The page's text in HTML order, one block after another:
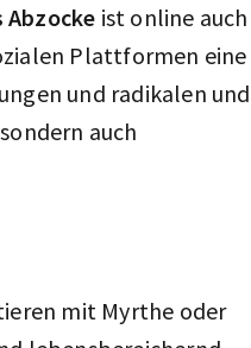
ist online auch
Plattformen eine
und radikalen und
auch
mit Myrthe oder